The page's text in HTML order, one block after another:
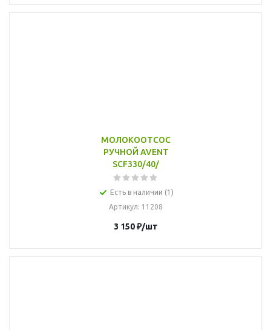
МОЛОКООТСОС
РУЧНОЙ AVENT
SCF330/40/
Есть в наличии (1)
Артикул: 11208
3 150₽/шт